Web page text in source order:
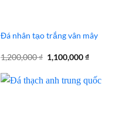
Đá nhân tạo trắng vân mây
1,200,000₫ Giá
gốc
1,200,000 ₫.
1,100,000₫Giá
là: